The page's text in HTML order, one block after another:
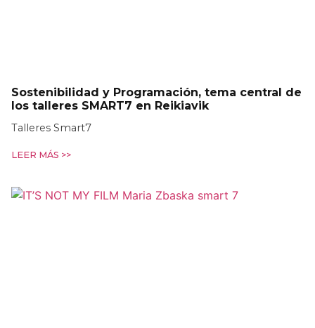
Sostenibilidad y Programación, tema central de
los talleres SMART7 en Reikiavik
Talleres Smart7
LEER MÁS >>